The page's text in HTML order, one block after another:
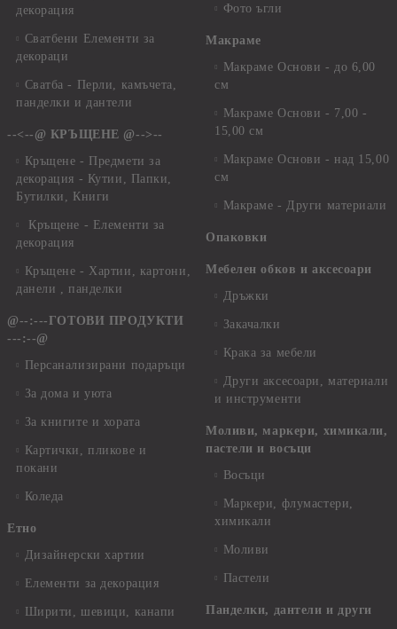
декорация
Сватбени Елементи за
декораци
Сватба - Перли, камъчета,
панделки и дантели
--<--@ КРЪЩЕНЕ @-->--
Кръщене - Предмети за
декорация - Кутии, Папки,
Бутилки, Книги
Кръщене - Елементи за
декорация
Кръщене - Хартии, картони,
данели , панделки
@--:---ГОТОВИ ПРОДУКТИ
---:--@
Персанализирани подаръци
За дома и уюта
За книгите и хората
Картички, пликове и
покани
Коледа
Етно
Дизайнерски хартии
Елементи за декорация
Ширити, шевици, канапи
Фото ъгли
Макраме
Макраме Основи - до 6,00
см
Макраме Основи - 7,00 -
15,00 см
Макраме Основи - над 15,00
см
Макраме - Други материали
Опаковки
Мебелен обков и аксесоари
Дръжки
Закачалки
Крака за мебели
Други аксесоари, материали
и инструменти
Моливи, маркери, химикали,
пастели и восъци
Восъци
Маркери, флумастери,
химикали
Моливи
Пастели
Панделки, дантели и други